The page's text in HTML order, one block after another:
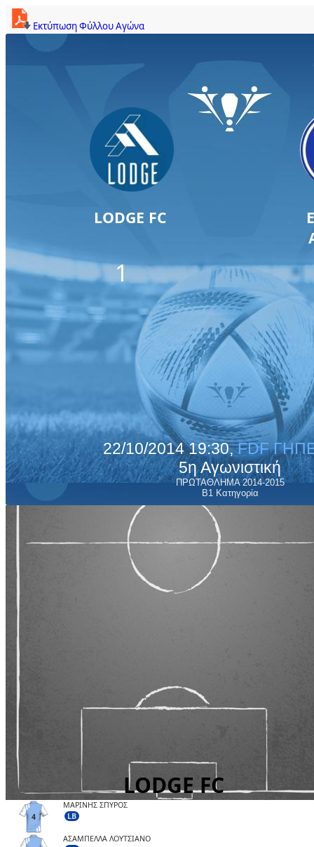
Εκτύπωση Φύλλου Αγώνα
LODGE FC
1
22/10/2014 19:30,FDF
5η Αγωνιστική
ΠΡΩΤΑΘΛΗΜΑ 2014-2015
Β1 Κατηγορία
4
ΜΑΡΙΝΗΣ ΣΠΥΡΟΣ
LB
ΑΣΑΜΠΕΛΛΑ ΛΟΥΤΣΙΑΝΟ